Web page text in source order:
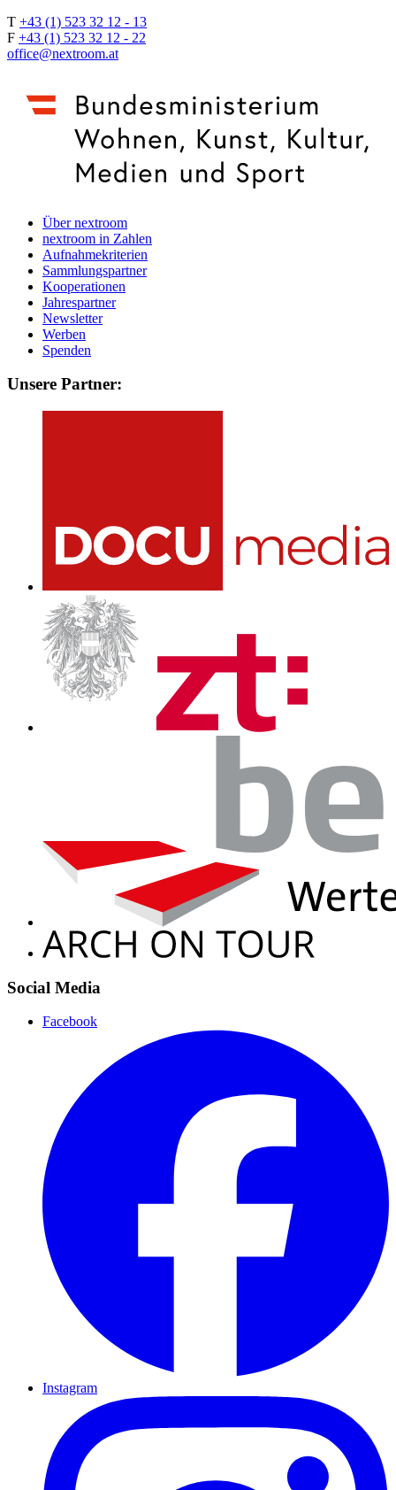
T +43 (1) 523 32 12 - 13
F +43 (1) 523 32 12 - 22
office@nextroom.at
Über nextroom
nextroom in Zahlen
Aufnahmekriterien
Sammlungspartner
Kooperationen
Jahrespartner
Newsletter
Werben
Spenden
Unsere Partner:
Social Media
Facebook
Instagram